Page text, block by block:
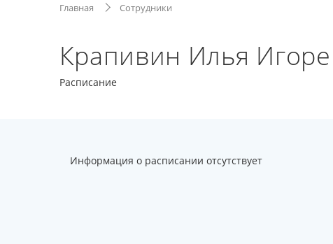
Главная Сотрудники
Крапивин Илья
Расписание
Информация о расписании отсутствует